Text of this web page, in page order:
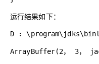
运行结果如下：
D :\ program\
ArrayBuffer(2， 3，